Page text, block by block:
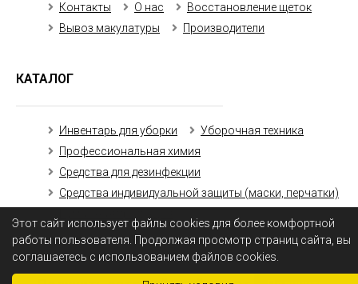
Этот сайт использует файлы cookies для более комфортной
работы пользователя. Продолжая просмотр страниц сайта, вы
соглашаетесь с использованием файлов cookies.
Контакты
О нас
Восстановление щеток
Вывоз макулатуры
Производители
КАТАЛОГ
Инвентарь для уборки
Уборочная техника
Профессиональная химия
Средства для дезинфекции
Средства индивидуальной защиты (маски, перчатки)